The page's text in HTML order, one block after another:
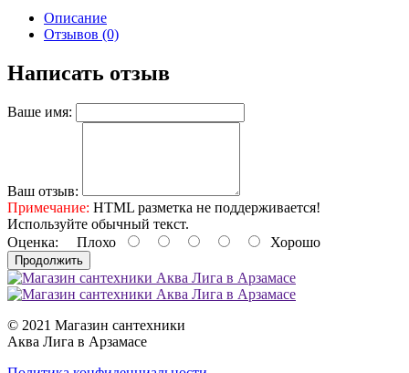
Описание
Отзывов (0)
Написать отзыв
Ваше имя:
Ваш отзыв:
Примечание: HTML разметка не поддерживается!
Используйте обычный текст.
Оценка: Плохо Хорошо
Продолжить
© 2021 Магазин сантехники
Аква Лига в Арзамасе